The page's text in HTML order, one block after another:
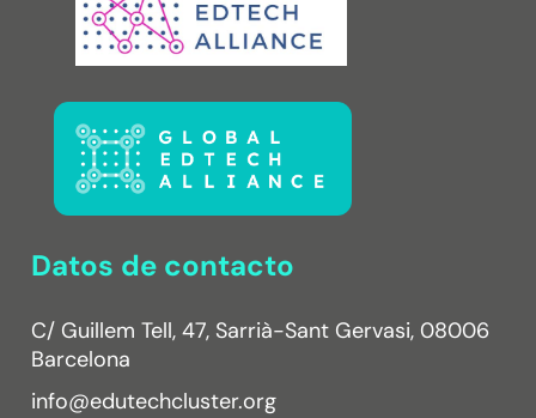
Datos de contacto
C/ Guillem Tell, 47, Sarrià-Sant Gervasi, 08006
Barcelona
info@edutechcluster.org